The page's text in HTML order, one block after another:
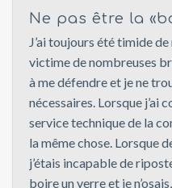
Ne pas être la
J’ai toujours été timide de
victime de nombreuses
à me défendre et je ne
nécessaires. Lorsque j’ai
service technique de la
la même chose. Lorsque
j’étais incapable de
boire un verre et je